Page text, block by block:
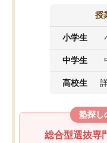
授
小学生
中学生
高校生
塾探し
総合型選抜専